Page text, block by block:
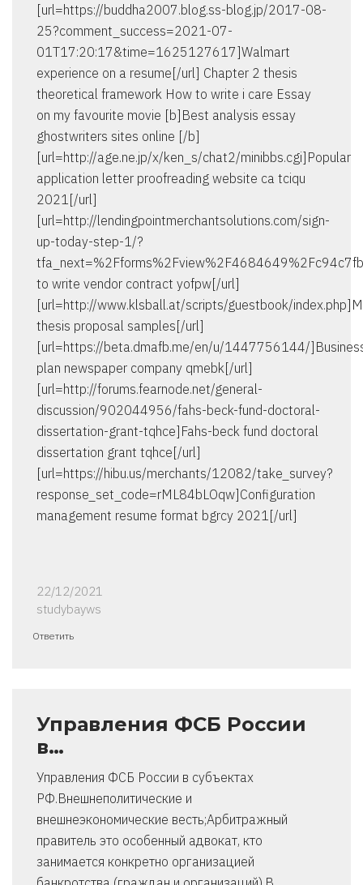
[url=https://buddha2007.blog.ss-blog.jp/2017-08-
25?comment_success=2021-07-
01T17:20:17&time=1625127617]Walmart
experience on a resume[/url] Chapter 2 thesis
theoretical framework How to write i care Essay
on my favourite movie [b]Best analysis essay
ghostwriters sites online [/b]
[url=http://age.ne.jp/x/ken_s/chat2/minibbs.cgi]Popular
application letter proofreading website ca tciqu
2021[/url]
[url=http://lendingpointmerchantsolutions.com/sign-
up-today-step-1/?
to write vendor contract yofpw[/url]
[url=http://www.klsball.at/scripts/guestbook/
thesis proposal samples[/url]
[url=https://beta.dmafb.me/en/u/1447756144/
plan newspaper company qmebk[/url]
[url=http://forums.fearnode.net/general-
discussion/902044956/fahs-beck-fund-doctoral-
dissertation-grant-tqhce]Fahs-beck fund doctoral
dissertation grant tqhce[/url]
[url=https://hibu.us/merchants/12082/take_survey?
response_set_code=rML84bLOqw]Configuration
management resume format bgrcy 2021[/url]
22/12/2021
studybayws
Ответить
Управления ФСБ России
в…
Управления ФСБ России в субъектах
РФ.Внешнеполитические и
внешнеэкономические весть;Арбитражный
правитель это особенный адвокат, кто
занимается конкретно организацией